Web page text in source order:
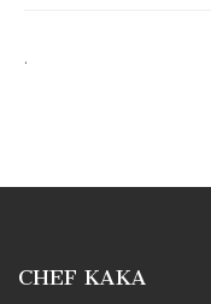
.
CHEF KAKA